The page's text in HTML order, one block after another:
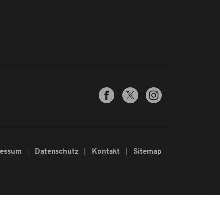
Datenschutz Kontakt Sitemap